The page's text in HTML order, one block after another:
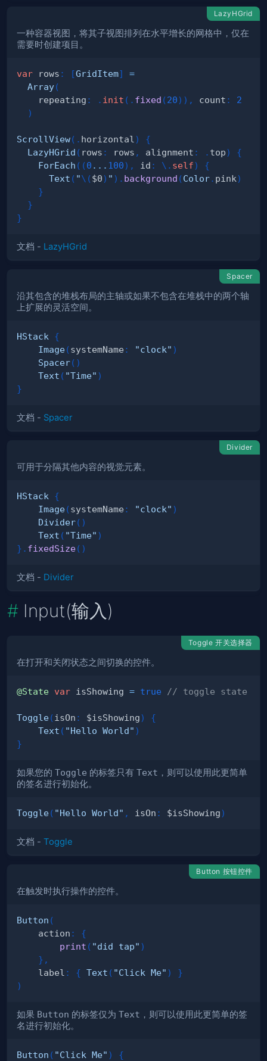
LazyHGrid
一种容器视图，将其子视图排列在水平增长的网格中，仅在
需要时创建项目。
var rows : [GridItem]
=
Array(
    repeating
: . init ( . fixed (20) ) , count :
2
)
ScrollView( . horizontal )
{
LazyHGrid ( rows : rows , alignment : . top)
{
ForEach ( (0 ... 100) , id : \ . self)
{
Text ( "\($0) " ) . background (Color. pink)
}
}
}
文档 - LazyHGrid
Spacer
沿其包含的堆栈布局的主轴或如果不包含在堆栈中的两个轴
上扩展的灵活空间。
HStack
{
Image(systemName : "clock" )
Spacer( )
Text ( "Time" )
}
文档 - Spacer
Divider
可用于分隔其他内容的视觉元素。
HStack
{
Image(systemName : "clock" )
Divider( )
Text ( "Time" )
} . fixedSize( )
文档 - Divider
Input(输入)
Toggle 开关选择器
在打开和关闭状态之间切换的控件。
@State var isShowing = true // toggle state
Toggle( isOn : $isShowing)
{
Text ( "Hello World" )
}
如果您的 Toggle 的标签只有 Text ，则可以使用此更简单
的签名进行初始化。
Toggle( "Hello World" , isOn : $isShowing)
文档 - Toggle
Button 按钮控件
在触发时执行操作的控件。
Button (
    action
:
{
print ( "did tap" )
} ,
    label
: { Text ( "Click Me" )
}
)
如果 Button 的标签仅为 Text ，则可以使用此更简单的签
名进行初始化。
Button ( "Click Me" )
{